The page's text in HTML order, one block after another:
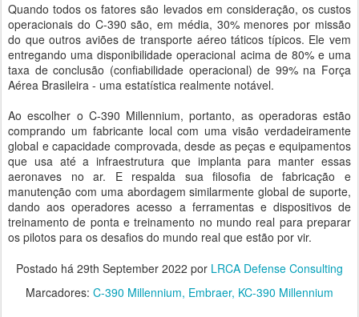
Quando todos os fatores são levados em consideração, os custos
operacionais do C-390 são, em média, 30% menores por missão
do que outros aviões de transporte aéreo táticos típicos. Ele vem
entregando uma disponibilidade operacional acima de 80% e uma
taxa de conclusão (confiabilidade operacional) de 99% na Força
Aérea Brasileira - uma estatística realmente notável.
Ao escolher o C-390 Millennium, portanto, as operadoras estão
comprando um fabricante local com uma visão verdadeiramente
global e capacidade comprovada, desde as peças e equipamentos
que usa até a infraestrutura que implanta para manter essas
aeronaves no ar. E respalda sua filosofia de fabricação e
manutenção com uma abordagem similarmente global de suporte,
dando aos operadores acesso a ferramentas e dispositivos de
treinamento de ponta e treinamento no mundo real para preparar
os pilotos para os desafios do mundo real que estão por vir.
Postado há 29th September 2022 por LRCA Defense Consulting
Marcadores: C-390 Millennium Embraer KC-390 Millennium